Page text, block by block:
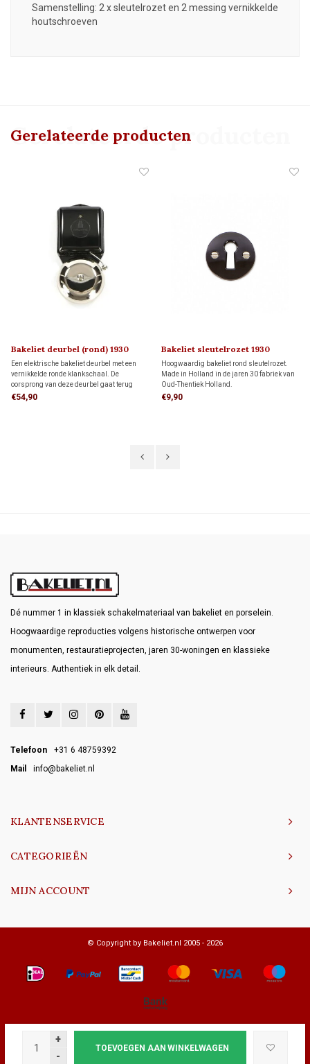
+
-
TOEVOEGEN AAN WINKELWAGEN
Samenstelling: 2 x sleutelrozet en 2 messing vernikkelde
houtschroeven
Gerelateerde producten
Gerelateerde producten
Bakeliet deurbel (rond) 1930
Een elektrische bakeliet deurbel met een
vernikkelde ronde klankschaal. De
oorsprong van deze deurbel gaat terug
naar de jaren '30 van de vorige eeuw en is
€54,90
Bakeliet sleutelrozet 1930
Hoogwaardig bakeliet rond sleutelrozet.
Made in Holland in de jaren 30 fabriek van
Oud-Thentiek Holland.
€9,90
Dé nummer 1 in klassiek schakelmateriaal van bakeliet en porselein.
Hoogwaardige reproducties volgens historische ontwerpen voor
monumenten, restauratieprojecten, jaren 30-woningen en klassieke
interieurs. Authentiek in elk detail.
Telefoon
+31 6 48759392
Mail
info@bakeliet.nl
KLANTENSERVICE
CATEGORIEËN
MIJN ACCOUNT
© Copyright by Bakeliet.nl 2005 - 2026